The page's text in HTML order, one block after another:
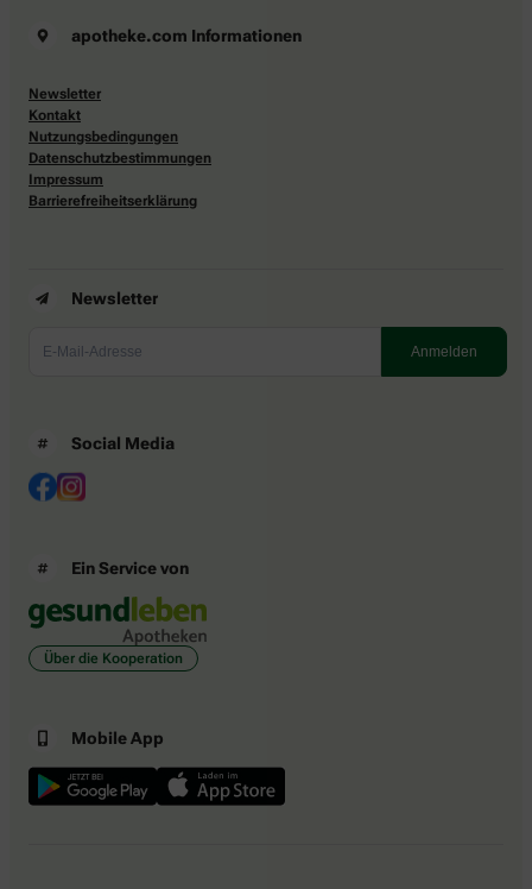
apotheke.com Informationen
Newsletter
Kontakt
Nutzungsbedingungen
Datenschutzbestimmungen
Impressum
Barrierefreiheitserklärung
Newsletter
Social Media
Ein Service von
Über die Kooperation
Mobile App